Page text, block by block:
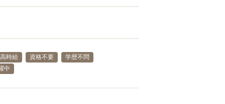
高時給 資格不要
学歴不問
中